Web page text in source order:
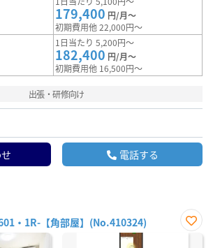
179,400 円/月～
初期費用他 22,000円～
1日当たり 5,200円～
182,400 円/月～
初期費用他 16,500円～
出張・研修向け
電話する
・1R-【角部屋】(No.410324)
お気